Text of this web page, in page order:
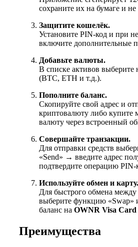
сохраните их на бумаге и
Защитите кошелёк.
Установите PIN-код и при
включите дополнительные
Добавьте валюты.
В списке активов
(BTC, ETH и т.д.).
Пополните баланс.
Скопируйте свой адрес и
криптовалюту либо купите
валюту через встроенный
Совершайте транзакции.
Для отправки средств
«Send» → введите адрес
подтвердите операцию PIN-
Используйте обмен и карту.
Для быстрого обмена
выберите функцию «Swap»
баланс на OWNR Visa Card
Преимущества